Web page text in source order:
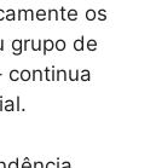
os
grupo de
continua